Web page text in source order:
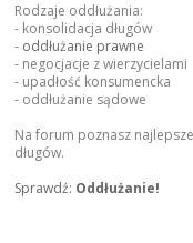
Rodzaje oddłużania:
- konsolidacja długów
- oddłużanie prawne
- negocjacje z wierzycielami
- upadłość konsumencka
- oddłużanie sądowe
Na forum poznasz
długów.
Sprawdź: Oddłużanie!